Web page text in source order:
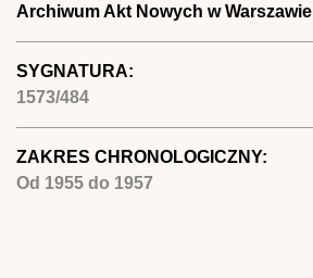
Archiwum Akt Nowych w Warszawie
SYGNATURA:
1573/484
ZAKRES CHRONOLOGICZNY:
Od 1955 do 1957